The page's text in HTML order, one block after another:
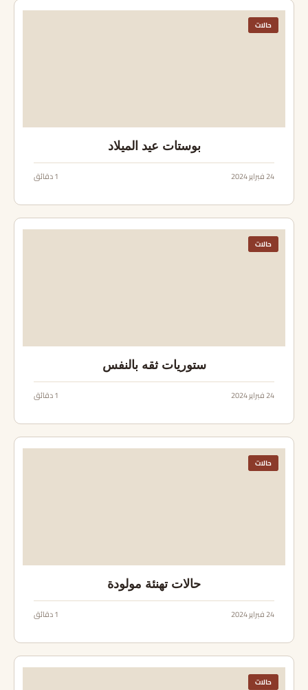
حالات
بوستات عيد الميلاد
24 فبراير 2024 1 دقائق
حالات
ستوريات ثقه بالنفس
24 فبراير 2024 1 دقائق
حالات
حالات تهنئة مولودة
24 فبراير 2024 1 دقائق
حالات